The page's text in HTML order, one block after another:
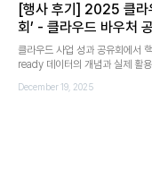
[행사 후기] 2025 클라
회’ - 클라우드 바우처
클라우드 사업 성과 공유회에서
ready 데이터의 개념과 실제 활
December 19, 2025